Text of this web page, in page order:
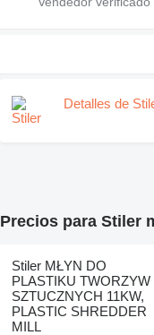
Detalles de
Precios para Stiler
Stiler MŁYN DO
PLASTIKU TWORZYW
SZTUCZNYCH 11KW,
PLASTIC SHREDDER
MILL